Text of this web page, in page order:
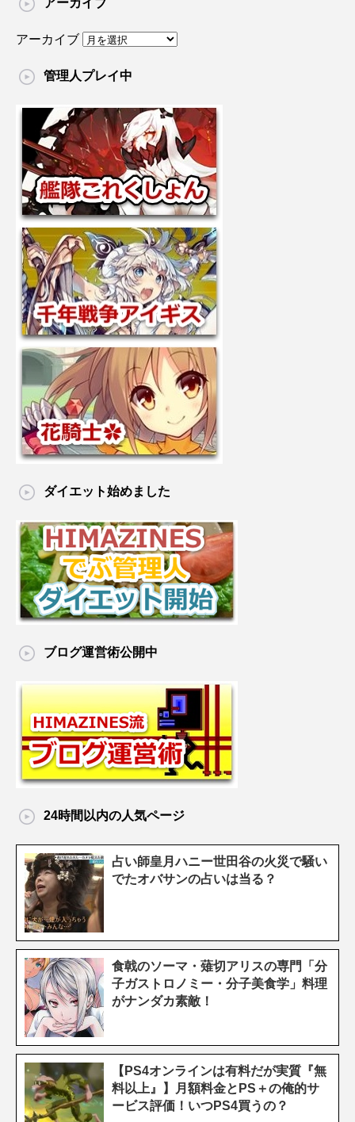
アーカイブ
アーカイブ
管理人プレイ中
ダイエット始めました
ブログ運営術公開中
24時間以内の人気ページ
占い師皇月ハニー世田谷の火災で騒い
でたオバサンの占いは当る？
食戟のソーマ・薙切アリスの専門「分
子ガストロノミー・分子美食学」料理
がナンダカ素敵！
【PS4オンラインは有料だが実質『無
料以上』】月額料金とPS＋の俺的サ
ービス評価！いつPS4買うの？